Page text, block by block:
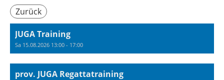
Zurück
JUGA Training
Sa 15.08.2026 13:00 - 17:00
prov. JUGA Regattatraining